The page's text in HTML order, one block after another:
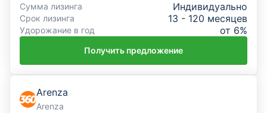
Сумма лизинга
Индивидуально
Срок лизинга 13 - 120 месяцев
Удорожание в год от 6%
Получить предложение
Arenza
Arenza